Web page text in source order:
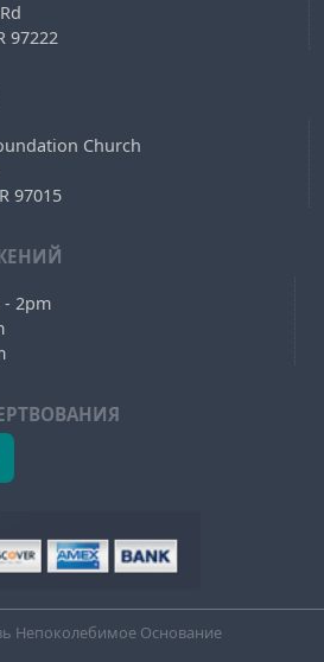
97222
Church
97015
- 2pm
Непоколебимое Основание